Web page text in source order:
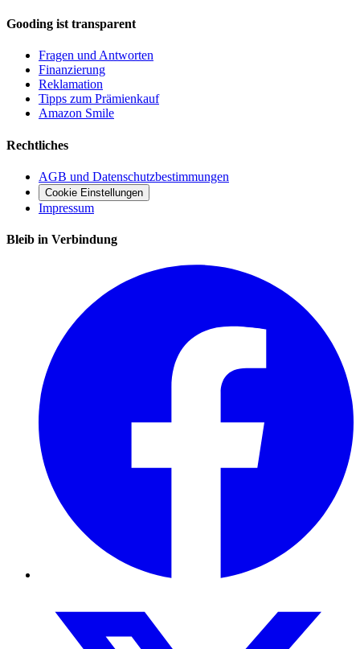
Gooding ist transparent
Fragen und Antworten
Finanzierung
Reklamation
Tipps zum Prämienkauf
Amazon Smile
Rechtliches
AGB und Datenschutzbestimmungen
Cookie Einstellungen
Impressum
Bleib in Verbindung